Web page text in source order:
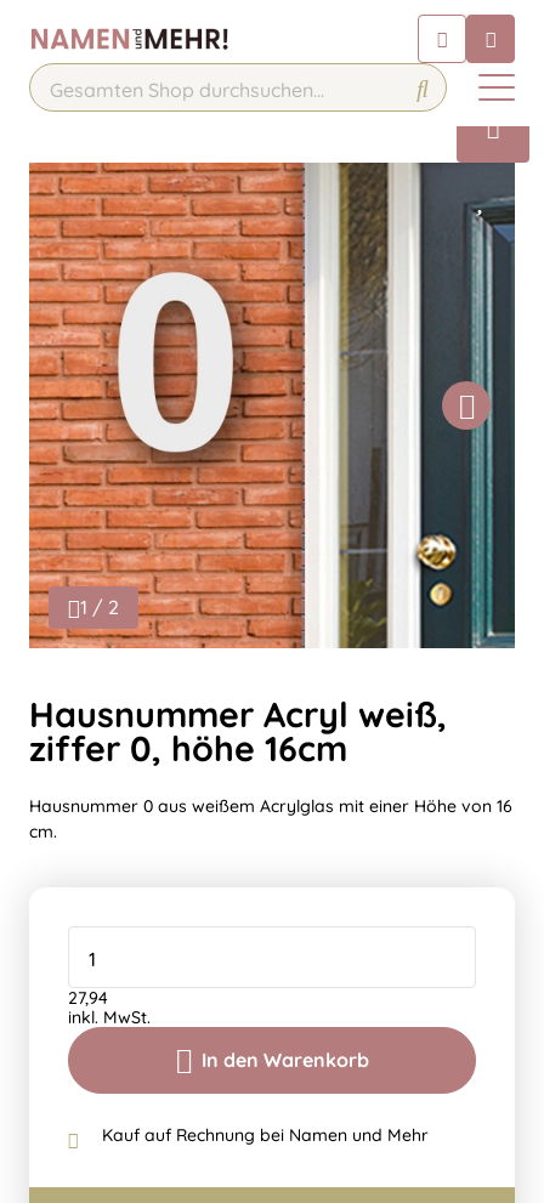
Chatten Sie 24/7 mit unserem
hilfreichen Chatbot
Kontakt
1 / 2
Hausnummer Acryl weiß,
ziffer 0, höhe 16cm
Hausnummer 0 aus weißem Acrylglas mit einer Höhe von 16
cm.
In den Warenkorb
27,94
inkl. MwSt.
Kauf auf Rechnung bei Namen und Mehr